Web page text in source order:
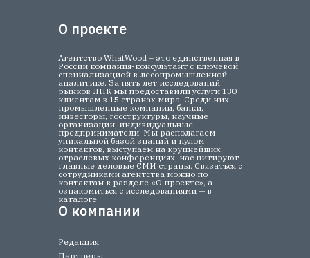
Редакция
Партнеры
Агентство WhatWood – это единственная в
России компания-консультант с ключевой
специализацией в лесопромышленной
аналитике. За пять лет исследований
рынков ЛПК мы предоставили услуги 130
клиентам в 15 странах мира. Среди них
промышленные компании, банки,
инвесторы, госструктуры, научные
организации, индивидуальные
предприниматели. Мы располагаем
уникальной базой знаний и пулом
контактов, выступаем на крупнейших
отраслевых конференциях, нас цитируют
главные деловые СМИ страны. Связаться с
сотрудниками агентства можно по
контактам в разделе «О проекте», а
ознакомиться с исследованиями — в
каталоге.
О проекте
О компании
О проекте
О компании